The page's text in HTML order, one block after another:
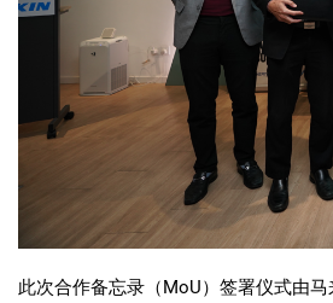
此次合作备忘录（MoU）签署仪式由